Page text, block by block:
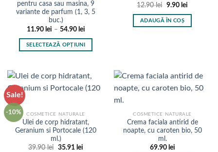
pentru casa sau masina, 9
variante de parfum (1, 3, 5
buc.)
11.90 lei – 54.90 leiInterval
prețuri:
11.90 lei
SELECTEAZĂ OPȚIUNI
are
mai
Opțiunile
pot
fi
alese
12.90lei
Prețul
a
fost:
9.90 leiPrețul
este:
ADAUGĂ ÎN COȘ
Sale!
-10% COSMETICE NATURALE
Ulei de corp hidratant,
Geranium si Portocale (120
ml.)
39.90lei
Prețul
35.91 leiPrețul
COSMETICE NATURALE
Crema faciala antirid de
noapte, cu caroten bio, 50
ml.
69.90 lei